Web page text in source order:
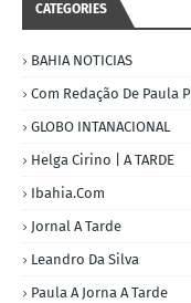
CATEGORIES
BAHIA NOTICIAS
Com Redação De Paula
GLOBO INTANACIONAL
Helga Cirino | A TARDE
Ibahia.com
Jornal A Tarde
Leandro Da Silva
Paula A Jorna A Tarde